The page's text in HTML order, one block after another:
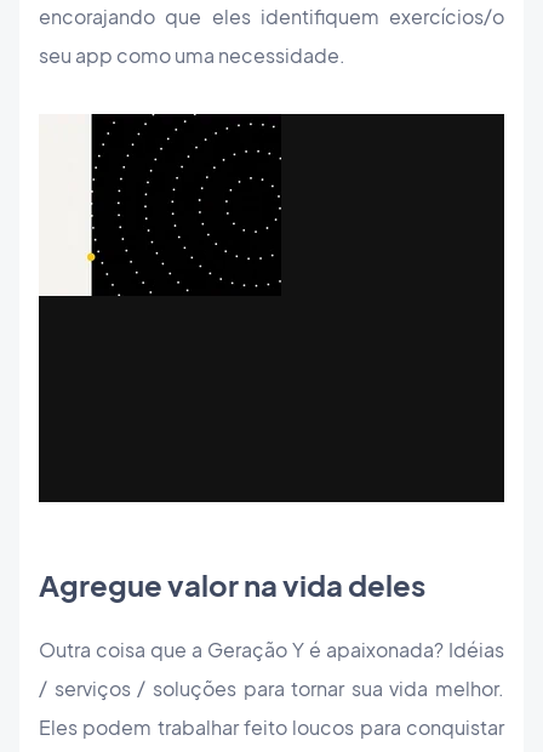
encorajando que eles identifiquem exercícios/o
seu app como uma necessidade.
Agregue valor na vida deles
Outra coisa que a Geração Y é apaixonada? Idéias
/ serviços / soluções para tornar sua vida melhor.
Eles podem trabalhar feito loucos para conquistar